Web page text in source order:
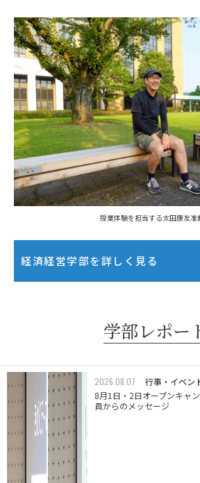
授業体験を担当する太田康友准
経済経営学部を詳しく見る
学部レポー
2026.08.07
行事・イベン
8月1日・2日オープンキャ
員からのメッセージ